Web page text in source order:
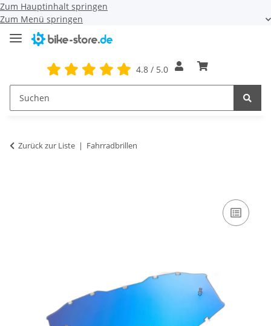
Zum Hauptinhalt springen
Zum Menü springen
4.8 / 5.0
Zurück zur Liste Fahrradbrillen